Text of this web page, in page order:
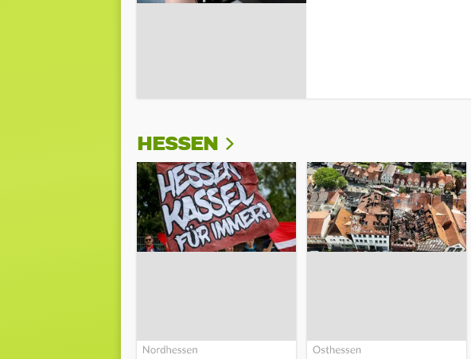
HESSEN